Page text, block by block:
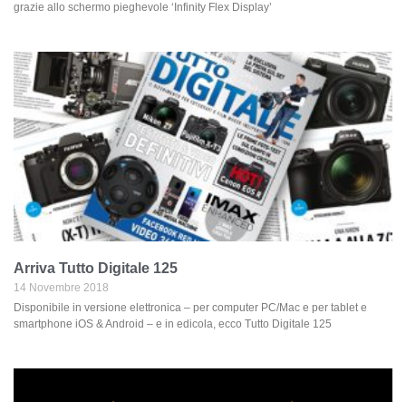
grazie allo schermo pieghevole ‘Infinity Flex Display’
Arriva Tutto Digitale 125
14 Novembre 2018
Disponibile in versione elettronica – per computer PC/Mac e per tablet e
smartphone iOS & Android – e in edicola, ecco Tutto Digitale 125